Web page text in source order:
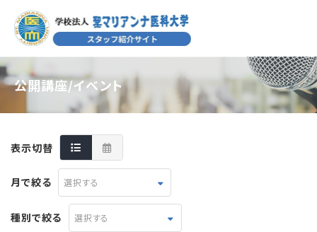
公開講座/イベント
表示切替
月で絞る 選択する
種別で絞る 選択する